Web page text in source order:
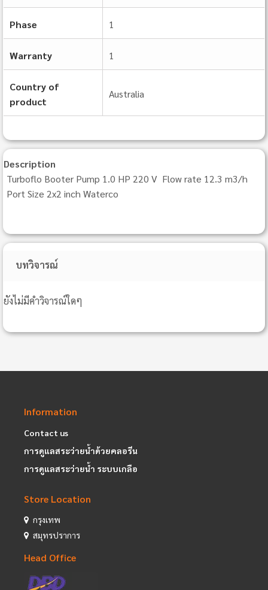
Phase 1
Warranty 1
Country of
product
Australia
Description
Turboflo Booter Pump 1.0 HP 220 V Flow rate 12.3 m3/h
Port Size 2x2 inch Waterco
บทวิจารณ์
ยังไม่มีคำวิจารณ์ใดๆ
Information
Contact us
การดูแลสระว่ายน้ำด้วยคลอรีน
การดูแลสระว่ายน้ำ ระบบเกลือ
Store Location
กรุงเทพ
สมุทรปราการ
Head Office